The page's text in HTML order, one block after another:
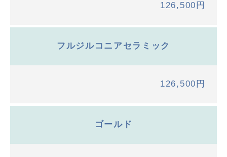
126,500円
フルジルコニアセラミック
126,500円
ゴールド